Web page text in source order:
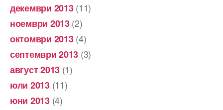
декември 2013(11)
ноември 2013(2)
октомври 2013(4)
септември 2013 (3)
август 2013 (1)
юли 2013(11)
юни 2013(4)